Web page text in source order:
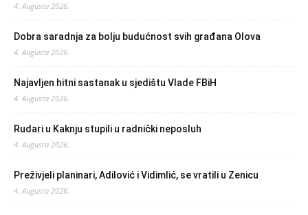
4. Augusta 2026.
Dobra saradnja za bolju budućnost svih građana Olova
4. Augusta 2026.
Najavljen hitni sastanak u sjedištu Vlade FBiH
4. Augusta 2026.
Rudari u Kaknju stupili u radnički neposluh
4. Augusta 2026.
Preživjeli planinari, Adilović i Vidimlić, se vratili u Zenicu
4. Augusta 2026.